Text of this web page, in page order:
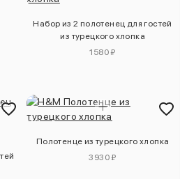
Набор из 2 полотенец для гостей
из турецкого хлопка
1580 ₽
Полотенце из турецкого хлопка
3930 ₽